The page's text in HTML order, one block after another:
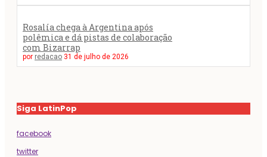
Rosalía chega à Argentina após
polêmica e dá pistas de colaboração
com Bizarrap
por redacao 31 de julho de 2026
Siga LatinPop
facebook
twitter